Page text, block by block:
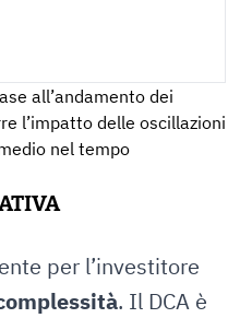
all’andamento dei
l’impatto delle oscillazioni
nel tempo
per l’investitore
. Il DCA è